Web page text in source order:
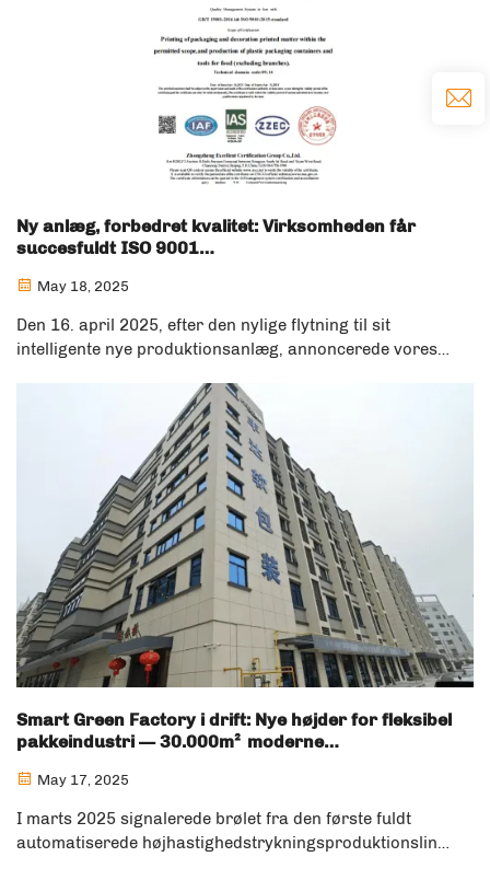
Ny anlæg, forbedret kvalitet: Virksomheden får
succesfuldt ISO 9001
May 18, 2025
Den 16. april 2025, efter den nylige flytning til sit
intelligente nye produktionsanlæg, annoncerede vores
Kvalitetsledessystem efter en streng audit af et
akkrediteret ISO-certificeringsorgan ...
Smart Green Factory i drift: Nye højder for fleksibel
pakkeindustri — 30.000m² moderne
May 17, 2025
I marts 2025 signalerede brølet fra den første fuldt
automatiserede højhastighedstrykningsproduktionslinje